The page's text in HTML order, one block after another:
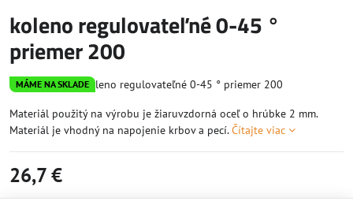
MÁME NA SKLADE
koleno regulovateľné 0-45 °
priemer 200
Materiál použitý na výrobu je žiaruvzdorná oceľ o hrúbke 2 mm.
Materiál je vhodný na napojenie krbov a pecí.Čítajte viac
26,7 €